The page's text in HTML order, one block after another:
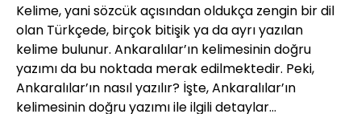
Kelime, yani sözcük açısından oldukça zengin bir dil
olan Türkçede, birçok bitişik ya da ayrı yazılan
kelime bulunur. Ankaralılar’ın kelimesinin doğru
yazımı da bu noktada merak edilmektedir. Peki,
Ankaralılar’ın nasıl yazılır? İşte, Ankaralılar’ın
kelimesinin doğru yazımı ile ilgili detaylar…